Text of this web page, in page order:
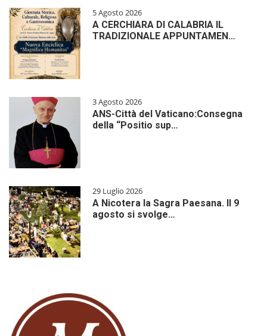
5 Agosto 2026
A CERCHIARA DI CALABRIA IL
TRADIZIONALE APPUNTAMEN…
3 Agosto 2026
ANS-Città del Vaticano:Consegna
della “Positio sup…
29 Luglio 2026
A Nicotera la Sagra Paesana. Il 9
agosto si svolge…